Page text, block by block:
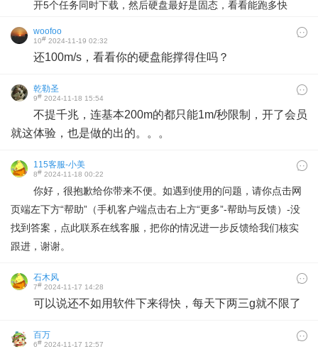
开5个任务同时下载，然后硬盘最好是固态，看看能跑多快
woofoo
10# 2024-11-19 02:32
还100m/s，看看你的硬盘能撑得住吗？
乾勒圣
9# 2024-11-18 15:54
不提千兆，连基本200m的都只能1m/秒限制，开了会员
就这体验，也是做的出的。。。
115客服-小美
8# 2024-11-18 00:22
你好，很抱歉给你带来不便。如遇到使用的问题，请你点击网
页端左下方“帮助”（手机客户端点击右上方“更多”-帮助与反馈）-没
找到答案，点此联系在线客服，把你的情况进一步反馈给我们核实
跟进，谢谢。
石木风
7# 2024-11-17 14:28
可以说还不如用软件下来得快，每天下两三g就不限了
百万
6# 2024-11-17 12:57